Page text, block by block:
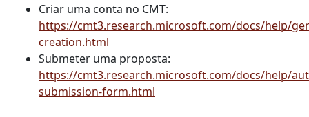
Criar uma conta no CMT:
https://cmt3.research.microsoft.com/docs/help/
creation.html
Submeter uma proposta:
https://cmt3.research.microsoft.com/docs/help/
submission-form.html